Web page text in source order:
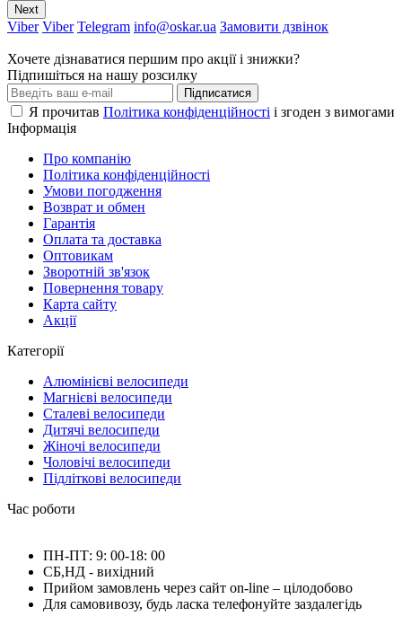
Next
Viber Viber Telegram info@oskar.ua Замовити дзвінок
Хочете дізнаватися першим про акції і знижки?
Підпишіться на нашу розсилку
Підписатися
Я прочитав Політика конфіденційності і згоден з вимогами
Інформація
Про компанію
Політика конфіденційності
Умови погодження
Возврат и обмен
Гарантія
Оплата та доставка
Оптовикам
Зворотній зв'язок
Повернення товару
Карта сайту
Акції
Категорії
Алюмінієві велосипеди
Магнієві велосипеди
Сталеві велосипеди
Дитячі велосипеди
Жіночі велосипеди
Чоловічі велосипеди
Підліткові велосипеди
Час роботи
ПН-ПТ: 9: 00-18: 00
СБ,НД - вихідний
Прийом замовлень через сайт on-line – цілодобово
Для самовивозу, будь ласка телефонуйте заздалегідь